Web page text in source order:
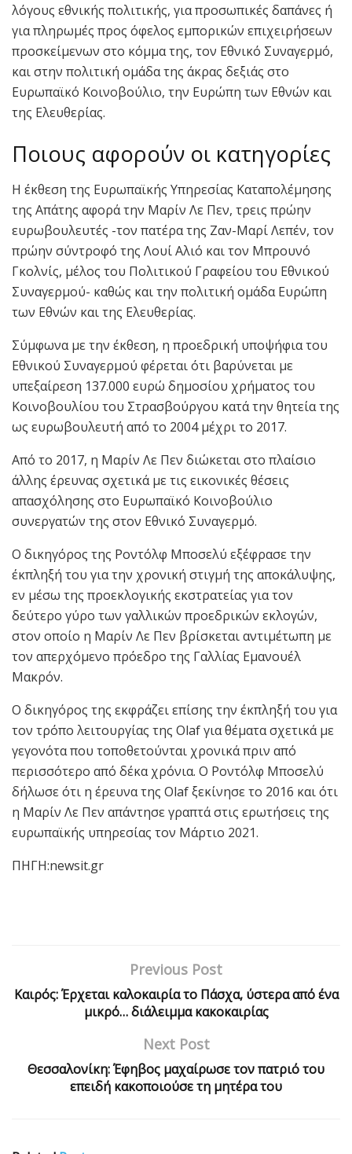
λόγους εθνικής πολιτικής, για προσωπικές δαπάνες ή
για πληρωμές προς όφελος εμπορικών επιχειρήσεων
προσκείμενων στο κόμμα της, τον Εθνικό Συναγερμό,
και στην πολιτική ομάδα της άκρας δεξιάς στο
Ευρωπαϊκό Κοινοβούλιο, την Ευρώπη των Εθνών και
της Ελευθερίας.
Ποιους αφορούν οι κατηγορίες
Η έκθεση της Ευρωπαϊκής Υπηρεσίας Καταπολέμησης
της Απάτης αφορά την Μαρίν Λε Πεν, τρεις πρώην
ευρωβουλευτές -τον πατέρα της Ζαν-Μαρί Λεπέν, τον
πρώην σύντροφό της Λουί Αλιό και τον Μπρουνό
Γκολνίς, μέλος του Πολιτικού Γραφείου του Εθνικού
Συναγερμού- καθώς και την πολιτική ομάδα Ευρώπη
των Εθνών και της Ελευθερίας.
Σύμφωνα με την έκθεση, η προεδρική υποψήφια του
Εθνικού Συναγερμού φέρεται ότι βαρύνεται με
υπεξαίρεση 137.000 ευρώ δημοσίου χρήματος του
Κοινοβουλίου του Στρασβούργου κατά την θητεία της
ως ευρωβουλευτή από το 2004 μέχρι το 2017.
Από το 2017, η Μαρίν Λε Πεν διώκεται στο πλαίσιο
άλλης έρευνας σχετικά με τις εικονικές θέσεις
απασχόλησης στο Ευρωπαϊκό Κοινοβούλιο
συνεργατών της στον Εθνικό Συναγερμό.
Ο δικηγόρος της Ροντόλφ Μποσελύ εξέφρασε την
έκπληξή του για την χρονική στιγμή της αποκάλυψης,
εν μέσω της προεκλογικής εκστρατείας για τον
δεύτερο γύρο των γαλλικών προεδρικών εκλογών,
στον οποίο η Μαρίν Λε Πεν βρίσκεται αντιμέτωπη με
τον απερχόμενο πρόεδρο της Γαλλίας Εμανουέλ
Μακρόν.
Ο δικηγόρος της εκφράζει επίσης την έκπληξή του για
τον τρόπο λειτουργίας της Olaf για θέματα σχετικά με
γεγονότα που τοποθετούνται χρονικά πριν από
περισσότερο από δέκα χρόνια. Ο Ροντόλφ Μποσελύ
δήλωσε ότι η έρευνα της Olaf ξεκίνησε το 2016 και ότι
η Μαρίν Λε Πεν απάντησε γραπτά στις ερωτήσεις της
ευρωπαϊκής υπηρεσίας τον Μάρτιο 2021.
ΠΗΓΗ:newsit.gr
Previous Post
Καιρός: Έρχεται καλοκαιρία το Πάσχα, ύστερα από ένα
μικρό… διάλειμμα κακοκαιρίας
Next Post
Θεσσαλονίκη: Έφηβος μαχαίρωσε τον πατριό του
επειδή κακοποιούσε τη μητέρα του